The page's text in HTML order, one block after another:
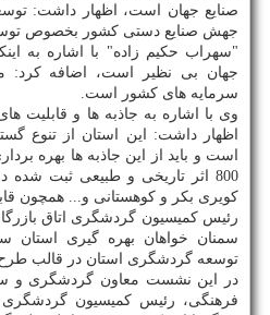
صنایع جهان است، اظهار داشت:
جهش صنایع دستی كشور بخصوص توسط
"سهراب حكیم زاده" با اشاره به
جهان بی نظیر است، اضافه كرد:
سرمایه های كشور است.
وی با اشاره به جاذبه ها و قابلیت
اظهار داشت: این استان از تنوع
است و باید از این جاذبه ها بهره
800 اثر تاریخی و طبیعی ثبت
كویری بكر و كوهستانی و... همچون
رئیس كمیسیون گردشگری اتاق
سمنان خواهان بهره گیری استان
توسعه گردشگری استان در قالب طرح
در این نشست معاون گردشگری و
فرهنگی، رئیس كمیسیون گردشگری